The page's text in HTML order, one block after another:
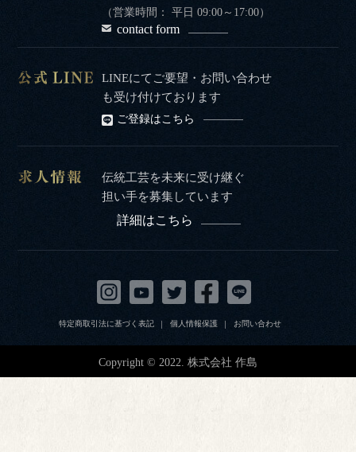
（営業時間： 平日 09:00～17:00）
contact form
LINEにてご要望・お問い合わせ
も受け付けております
ご登録はこちら
伝統工芸を未来に受け継ぐ
担い手を募集しています
詳細はこちら
特定商取引法に基づく表記 個人情報保護 お問い合わせ
Copyright © 2022. 株式会社 作島